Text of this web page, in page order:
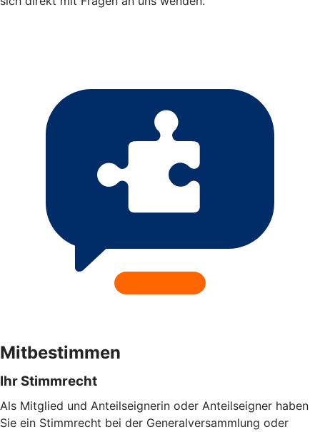
Mitbestimmen
Ihr Stimmrecht
Als Mitglied und Anteilseignerin oder Anteilseigner haben
Sie ein Stimmrecht bei der Generalversammlung oder